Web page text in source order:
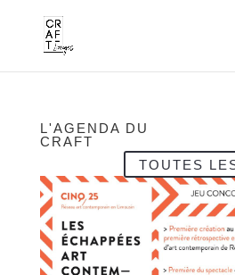
L'AGENDA DU
CRAFT
TOUTES